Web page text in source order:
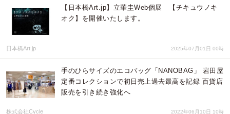
【日本橋Art.jp】立華圭Web個展 【チキュウノキ
オク】を開催いたします。
日本橋Art.jp 2025年07月01日 00時
手のひらサイズのエコバッグ「NANOBAG」 岩田屋
定番コレクションで初日売上過去最高を記録 百貨店
販売を引き続き強化へ
株式会社Cycle 2022年06月10日 10時